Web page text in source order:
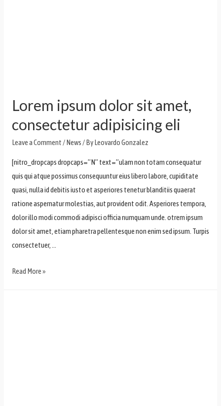
Lorem ipsum dolor sit amet,
consectetur adipisicing eli
Leave a Comment /News / ByLeovardo Gonzalez
[nitro_dropcaps dropcaps=”N” text=”ulam non totam consequatur
quis qui atque possimus consequuntur eius libero labore, cupiditate
quasi, nulla id debitis iusto et asperiores tenetur blanditiis quaerat
ratione aspernatur molestias, aut provident odit. Asperiores tempora,
dolor illo modi commodi adipisci officia numquam unde. otrem ipsum
dolor sit amet, etiam pharetra pellentesque non enim sed ipsum. Turpis
consectetuer, …
Read More »